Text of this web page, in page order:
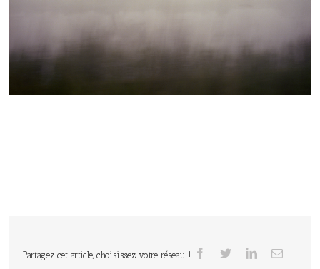
Partagez cet article, choisissez votre réseau !